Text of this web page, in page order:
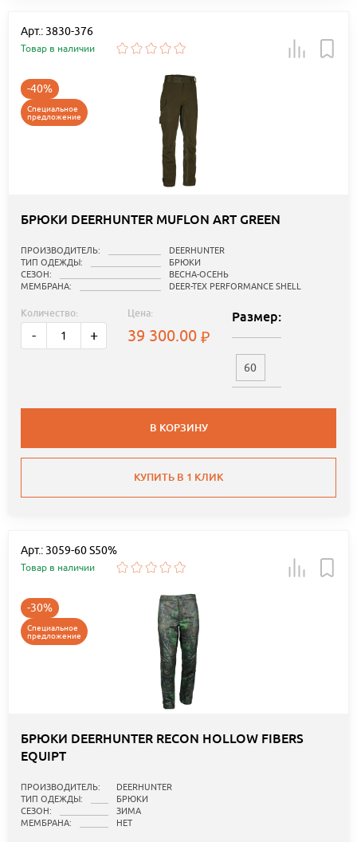
Арт.: 3830-376
Товар в наличии
-40%
Специальное
предложение
БРЮКИ DEERHUNTER MUFLON ART GREEN
ПРОИЗВОДИТЕЛЬ:
DEERHUNTER
ТИП ОДЕЖДЫ:
БРЮКИ
СЕЗОН:
ВЕСНА-ОСЕНЬ
МЕМБРАНА:
DEER-TEX PERFORMANCE SHELL
Количество:
- +
Цена:
39 300.00
Размер:
60
В КОРЗИНУ
КУПИТЬ В 1 КЛИК
Арт.: 3059-60 S50%
Товар в наличии
-30%
Специальное
предложение
БРЮКИ DEERHUNTER RECON HOLLOW FIBERS
EQUIPT
ПРОИЗВОДИТЕЛЬ:
DEERHUNTER
ТИП ОДЕЖДЫ:
БРЮКИ
СЕЗОН:
ЗИМА
МЕМБРАНА:
НЕТ